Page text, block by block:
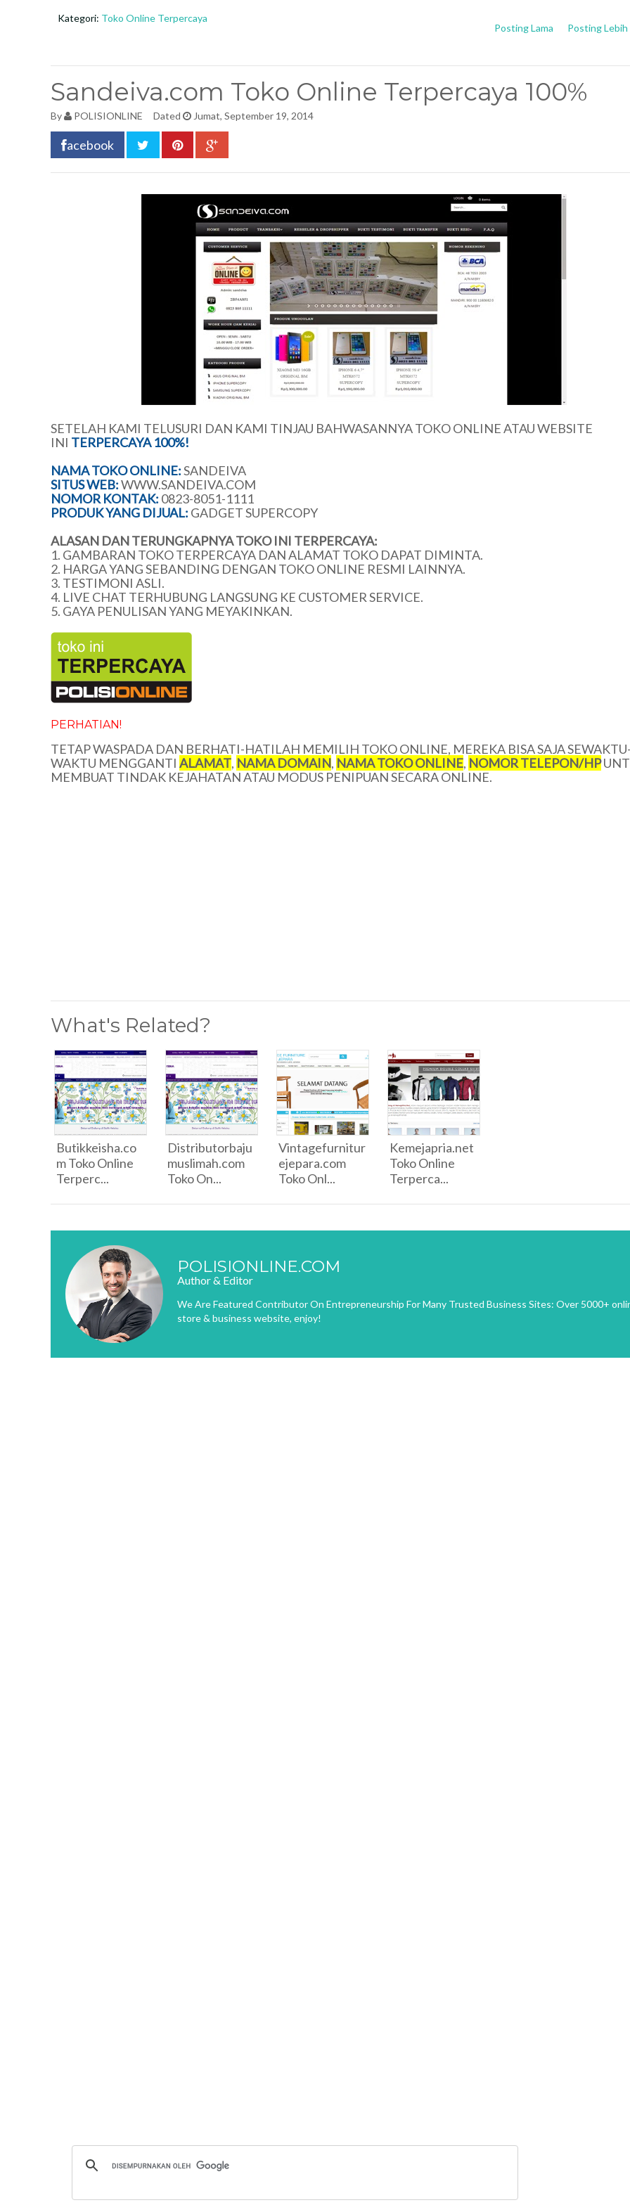
Kategori: Toko Online Terpercaya
Posting Lebih
Posting Lama
Sandeiva.com Toko Online Terpercaya 100%
By POLISIONLINE Dated Jumat, September 19, 2014
acebook
SETELAH KAMI TELUSURI DAN KAMI TINJAU BAHWASANNYA TOKO ONLINE ATAU WEBSITE
INI TERPERCAYA 100%!
NAMA TOKO ONLINE:SANDEIVA
SITUS WEB:WWW.SANDEIVA.COM
NOMOR KONTAK: 0823-8051-1111
PRODUK YANG DIJUAL: GADGET SUPERCOPY
ALASAN DAN TERUNGKAPNYA TOKO INI TERPERCAYA:
1. GAMBARAN TOKO TERPERCAYA DAN ALAMAT TOKO DAPAT DIMINTA.
2. HARGA YANG SEBANDING DENGAN TOKO ONLINE RESMI LAINNYA.
3. TESTIMONI ASLI.
4. LIVE CHAT TERHUBUNG LANGSUNG KE CUSTOMER SERVICE.
5. GAYA PENULISAN YANG MEYAKINKAN.
PERHATIAN!
TETAP WASPADA DAN BERHATI-HATILAH MEMILIH TOKO ONLINE, MEREKA BISA SAJA
WAKTU MENGGANTI ALAMAT, NAMA DOMAIN, NAMA TOKO ONLINE, NOMOR TELEPON/HP
MEMBUAT TINDAK KEJAHATAN ATAU MODUS PENIPUAN SECARA ONLINE.
What's Related?
Butikkeisha.co
m Toko Online
Terperc...
Distributorbaju
muslimah.com
Toko On...
Vintagefurnitur
ejepara.com
Toko Onl...
Kemejapria.net
Toko Online
Terperca...
POLISIONLINE.COM
Author & Editor
We Are Featured Contributor On Entrepreneurship For Many Trusted Business Sites: Over 5000+
store & business website, enjoy!